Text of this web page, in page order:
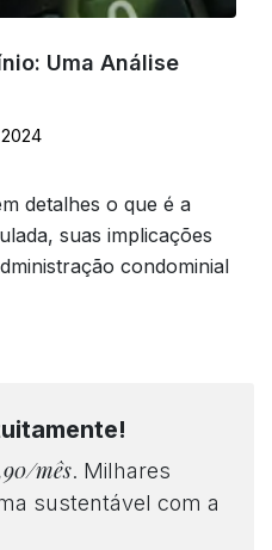
Uma Análise
detalhes o que é a
suas implicações
condominial
mês. Milhares
sustentável com a